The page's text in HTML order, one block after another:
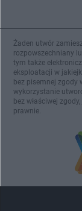
Żaden utwór
rozpowszechniany
tym także
eksploatacji w
bez pisemnej zgody
wykorzystanie
bez właściwej
prawnie.